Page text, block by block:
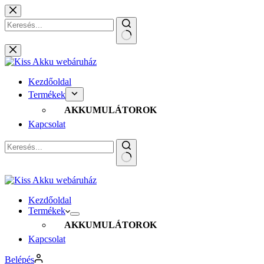
Skip
to
content
No
results
Kezdőoldal
Termékek
AKKUMULÁTOROK
Kapcsolat
results
Kezdőoldal
Termékek
AKKUMULÁTOROK
Kapcsolat
Belépés